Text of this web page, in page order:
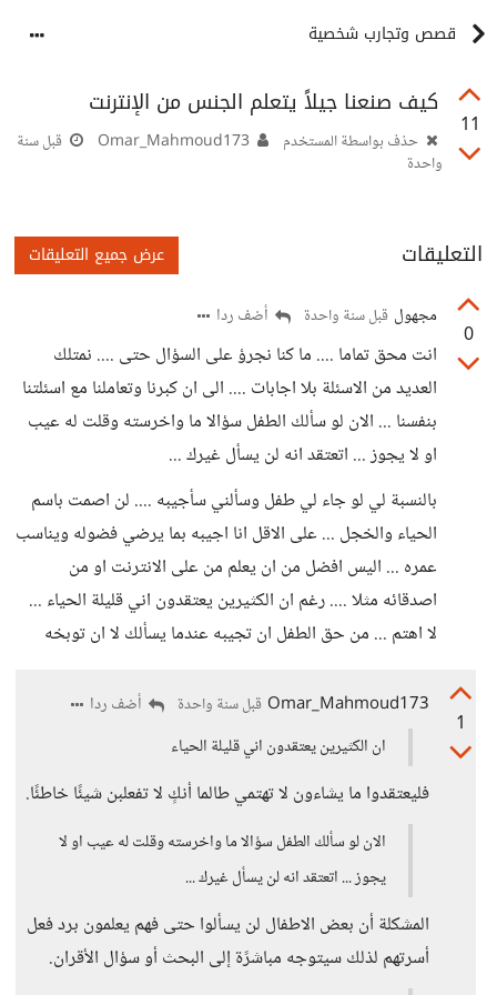
قصص وتجارب شخصية
11
كيف صنعنا جيلاً يتعلم الجنس من الإنترنت
حذف بواسطة المستخدم
قبل سنة
واحدة
التعليقات عرض جميع التعليقات
0
مجهول قبل سنة واحدة أضف ردا
انت محق تماما .... ما كنا نجرؤ على السؤال حتى .... نمتلك
العديد من الاسئلة بلا اجابات .... الى ان كبرنا وتعاملنا مع اسئلتنا
بنفسنا ... الان لو سألك الطفل سؤالا ما واخرسته وقلت له عيب
او لا يجوز ... اتعتقد انه لن يسأل غيرك ...
بالنسبة لي لو جاء لي طفل وسألني سأجيبه .... لن اصمت باسم
الحياء والخجل ... على الاقل انا اجيبه بما يرضي فضوله ويناسب
عمره ... اليس افضل من ان يعلم من على الانترنت او من
اصدقائه مثلا .... رغم ان الكثيرين يعتقدون اني قليلة الحياء ...
لا اهتم ... من حق الطفل ان تجيبه عندما يسألك لا ان توبخه
1
Omar_Mahmoud173 قبل سنة واحدة
أضف ردا
ان الكثيرين يعتقدون اني قليلة الحياء
فليعتقدوا ما يشاءون لا تهتمي طالما أنكٍ لا تفعلبن شيئًا خاطئًا.
الان لو سألك الطفل سؤالا ما واخرسته وقلت له عيب او لا
يجوز ... اتعتقد انه لن يسأل غيرك ...
المشكلة أن بعض الاطفال لن يسألوا حتى فهم يعلمون برد فعل
أسرتهم لذلك سيتوجه مباشرًة إلى البحث أو سؤال الأقران.